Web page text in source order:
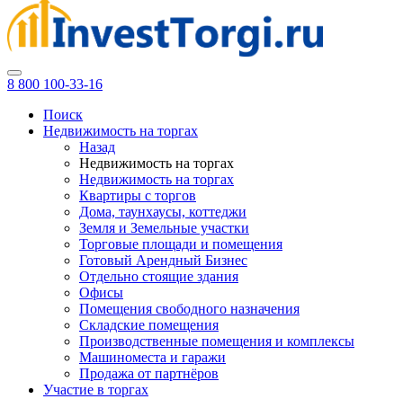
8 800 100-33-16
Поиск
Недвижимость на торгах
Назад
Недвижимость на торгах
Недвижимость на торгах
Квартиры с торгов
Дома, таунхаусы, коттеджи
Земля и Земельные участки
Торговые площади и помещения
Готовый Арендный Бизнес
Отдельно стоящие здания
Офисы
Помещения свободного назначения
Складские помещения
Производственные помещения и комплексы
Машиноместа и гаражи
Продажа от партнёров
Участие в торгах